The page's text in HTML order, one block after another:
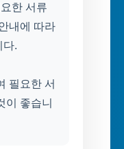
한 서류
내에 따라
다.
필요한 서
이 좋습니